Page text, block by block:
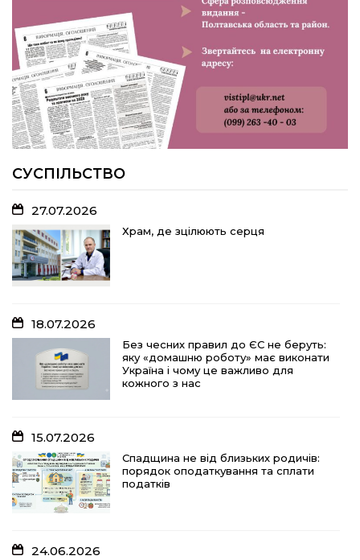
У Розсошенцях встановили
меморіальну дошку на честь
захисника Дениса Дудки
22.07.2026
Волейболістки Щербанівської
громади вибороли «золото»
18.07.2026
Спадщина не від близьких родичів:
порядок оподаткування та сплати
податків
10.07.2026
«Юрасику, моє серце кричить і
болить…»
СУСПІЛЬСТВО
27.07.2026
Храм, де зцілюють серця
18.07.2026
Без чесних правил до ЄС не беруть:
яку «домашню роботу» має виконати
Україна і чому це важливо для
кожного з нас
15.07.2026
Спадщина не від близьких родичів:
порядок оподаткування та сплати
податків
24.06.2026